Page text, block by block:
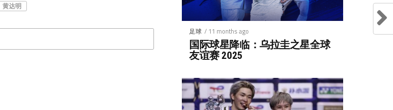
黄达明
足球 / 11 months ago
国际球星降临：乌拉圭之星全球
友谊赛 2025